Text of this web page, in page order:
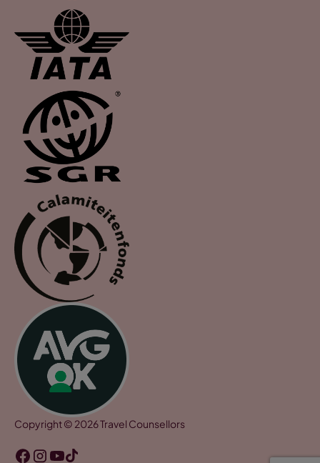
Copyright © 2026 Travel Counsellors